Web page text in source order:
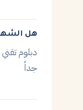
هل
دبلوم
جداً